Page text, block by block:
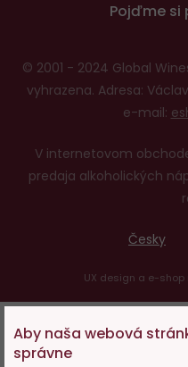
Aby naša webová
správne
Pojďme si
© 2001 - 2024 Global
vyhrazena. Adresa:
e-mail:
V internetovom
predaja alkoholických
Česky
UX design a e-shop